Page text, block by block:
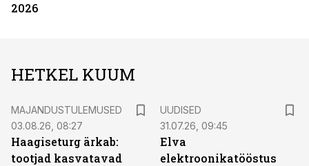
2026
HETKEL KUUM
MAJANDUSTULEMUSED
03.08.26, 08:27
Haagiseturg ärkab:
tootjad kasvatavad
UUDISED
31.07.26, 09:45
Elva
elektroonikatööstus